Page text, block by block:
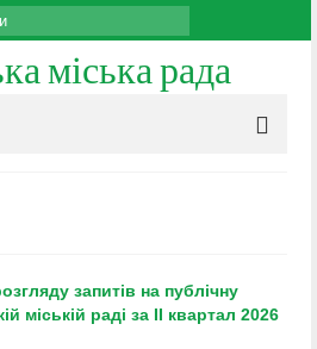
запитів на публічну
міській раді за ІІ квартал 2026